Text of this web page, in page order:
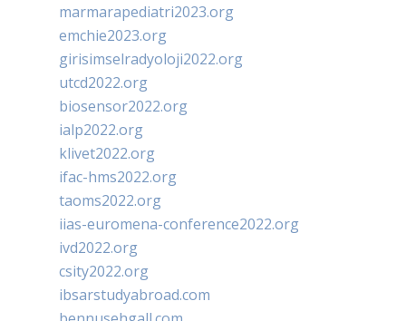
marmarapediatri2023.org
emchie2023.org
girisimselradyoloji2022.org
utcd2022.org
biosensor2022.org
ialp2022.org
klivet2022.org
ifac-hms2022.org
taoms2022.org
iias-euromena-conference2022.org
ivd2022.org
csity2022.org
ibsarstudyabroad.com